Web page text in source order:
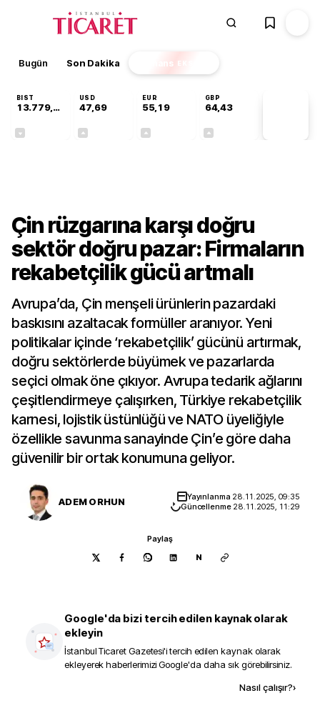
Bugün Son Dakika Finans EKSTRA
BIST
13.779,39
USD
47,69
EUR
55,19
GBP
64,43
Çin rüzgarına karşı doğru
sektör doğru pazar: Firmaların
rekabetçilik gücü artmalı
Avrupa’da, Çin menşeli ürünlerin pazardaki
baskısını azaltacak formüller aranıyor. Yeni
politikalar içinde ‘rekabetçilik’ gücünü artırmak,
doğru sektörlerde büyümek ve pazarlarda
seçici olmak öne çıkıyor. Avrupa tedarik ağlarını
çeşitlendirmeye çalışırken, Türkiye rekabetçilik
karnesi, lojistik üstünlüğü ve NATO üyeliğiyle
özellikle savunma sanayinde Çin’e göre daha
güvenilir bir ortak konumuna geliyor.
ADEM ORHUN Yayınlanma 28.11.2025, 09:35
Güncellenme 28.11.2025, 11:29
Paylaş
N
Google'da bizi tercih edilen kaynak olarak
ekleyin
İstanbul Ticaret Gazetesi'i tercih edilen kaynak olarak
ekleyerek haberlerimizi Google'da daha sık görebilirsiniz.
Nasıl çalışır?›